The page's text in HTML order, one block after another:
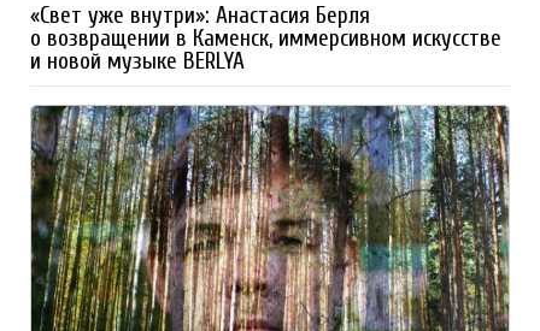
«Свет уже внутри»: Анастасия Берля
о возвращении в Каменск, иммерсивном искусстве
и новой музыке BERLYA